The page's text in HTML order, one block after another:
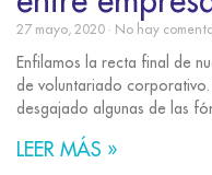
27 mayo, 2020 No hay
Enfilamos la recta final de
de voluntariado corporativo.
desgajado algunas de las
LEER MÁS »